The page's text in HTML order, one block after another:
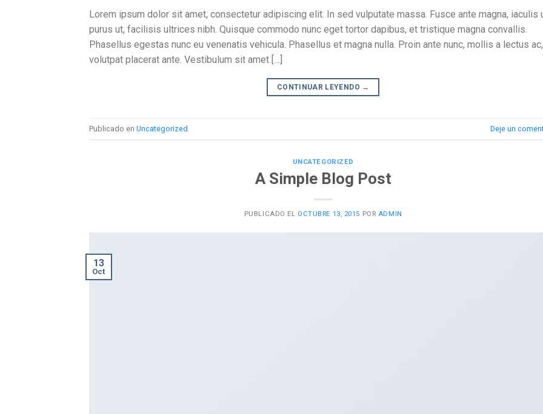
Lorem ipsum dolor sit amet, consectetur adipiscing elit. In sed vulputate massa. Fusce ante magna, iaculis
purus ut, facilisis ultrices nibh. Quisque commodo nunc eget tortor dapibus, et tristique magna convallis.
Phasellus egestas nunc eu venenatis vehicula. Phasellus et magna nulla. Proin ante nunc, mollis a lectus ac,
volutpat placerat ante. Vestibulum sit amet […]
CONTINUAR LEYENDO →
Publicado en Uncategorized Deje un
UNCATEGORIZED
A Simple Blog Post
PUBLICADO EL OCTUBRE 13, 2015 POR ADMIN
13
Oct